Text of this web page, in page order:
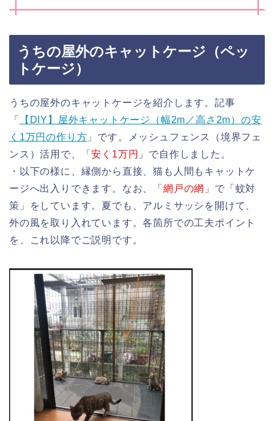
うちの屋外のキャットケージ（ペッ
トケージ）
うちの屋外のキャットケージを紹介します。記事
「
【DIY】屋外キャットケージ（幅2m／高さ2m）の安
く1万円の作り方 」です。メッシュフェンス（境界フェ
ンス）活用で、「安く1万円 」で自作しました。
・以下の様に、縁側から直接、猫も人間もキャットケ
ージへ出入りできます。なお、「網戸の網 」で「蚊対
策」をしています。夏でも、アルミサッシを開けて、
外の風を取り入れています。各箇所での工夫ポイント
を、これ以降でご説明です。